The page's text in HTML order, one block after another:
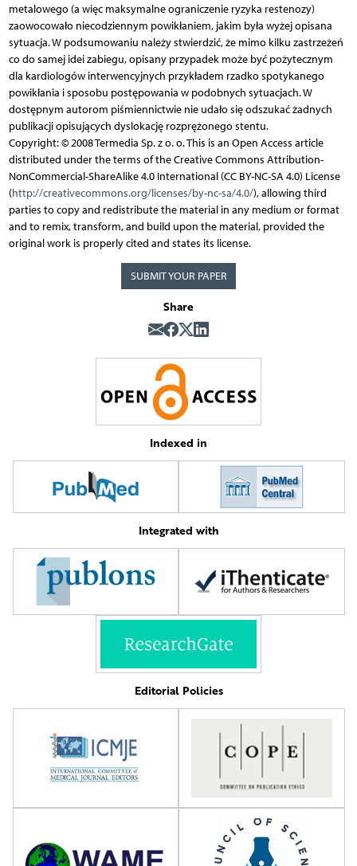
metalowego (a więc maksymalne ograniczenie ryzyka restenozy)
zaowocowało niecodziennym powikłaniem, jakim była wyżej opisana
sytuacja. W podsumowaniu należy stwierdzić, że mimo kilku zastrzeżeń
co do samej idei zabiegu, opisany przypadek może być pożytecznym
dla kardiologów interwencyjnych przykładem rzadko spotykanego
powikłania i sposobu postępowania w podobnych sytuacjach. W
dostępnym autorom piśmiennictwie nie udało się odszukać żadnych
publikacji opisujących dyslokację rozprężonego stentu.
Copyright: © 2008 Termedia Sp. z o. o. This is an Open Access article
distributed under the terms of the Creative Commons Attribution-
NonCommercial-ShareAlike 4.0 International (CC BY-NC-SA 4.0) License
(http://creativecommons.org/licenses/by-nc-sa/4.0/), allowing third
parties to copy and redistribute the material in any medium or format
and to remix, transform, and build upon the material, provided the
original work is properly cited and states its license.
SUBMIT YOUR PAPER
Share
Indexed in
Integrated with
Editorial Policies